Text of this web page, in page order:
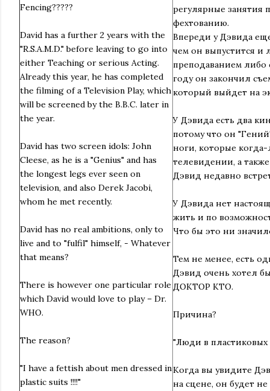
Fencing?????
David has a further 2 years with the
"R.S.A.M.D." before leaving to go into
either Teaching or serious Acting.
Already this year, he has completed
the filming of a Television Play, which
will be screened by the B.B.C. later in
the year.
David has two screen idols: John
Cleese, as he is a "Genius" and has
the longest legs ever seen on
television, and also Derek Jacobi,
whom he met recently.
David has no real ambitions, only to
live and to "fulfil" himself, - Whatever
that means?
There is however one particular role
which David would love to play – Dr.
WHO.
The reason?
"I have a fettish about men dressed in
plastic suits !!!!"
регулярные занятия
фехтованию.
Впереди у Дэвида
чем он выпустится и
преподаванием либо
году он закончил
который выйдет на
У Дэвида есть два
потому что он
ноги, которые
телевидении, а
Дэвид недавно
У Дэвида нет
жить и по
Что бы это ни
Тем не менее, есть
Дэвид очень хотел
ДОКТОР КТО.
Причина?
"Люди в
Когда вы увидите
на сцене, он будет